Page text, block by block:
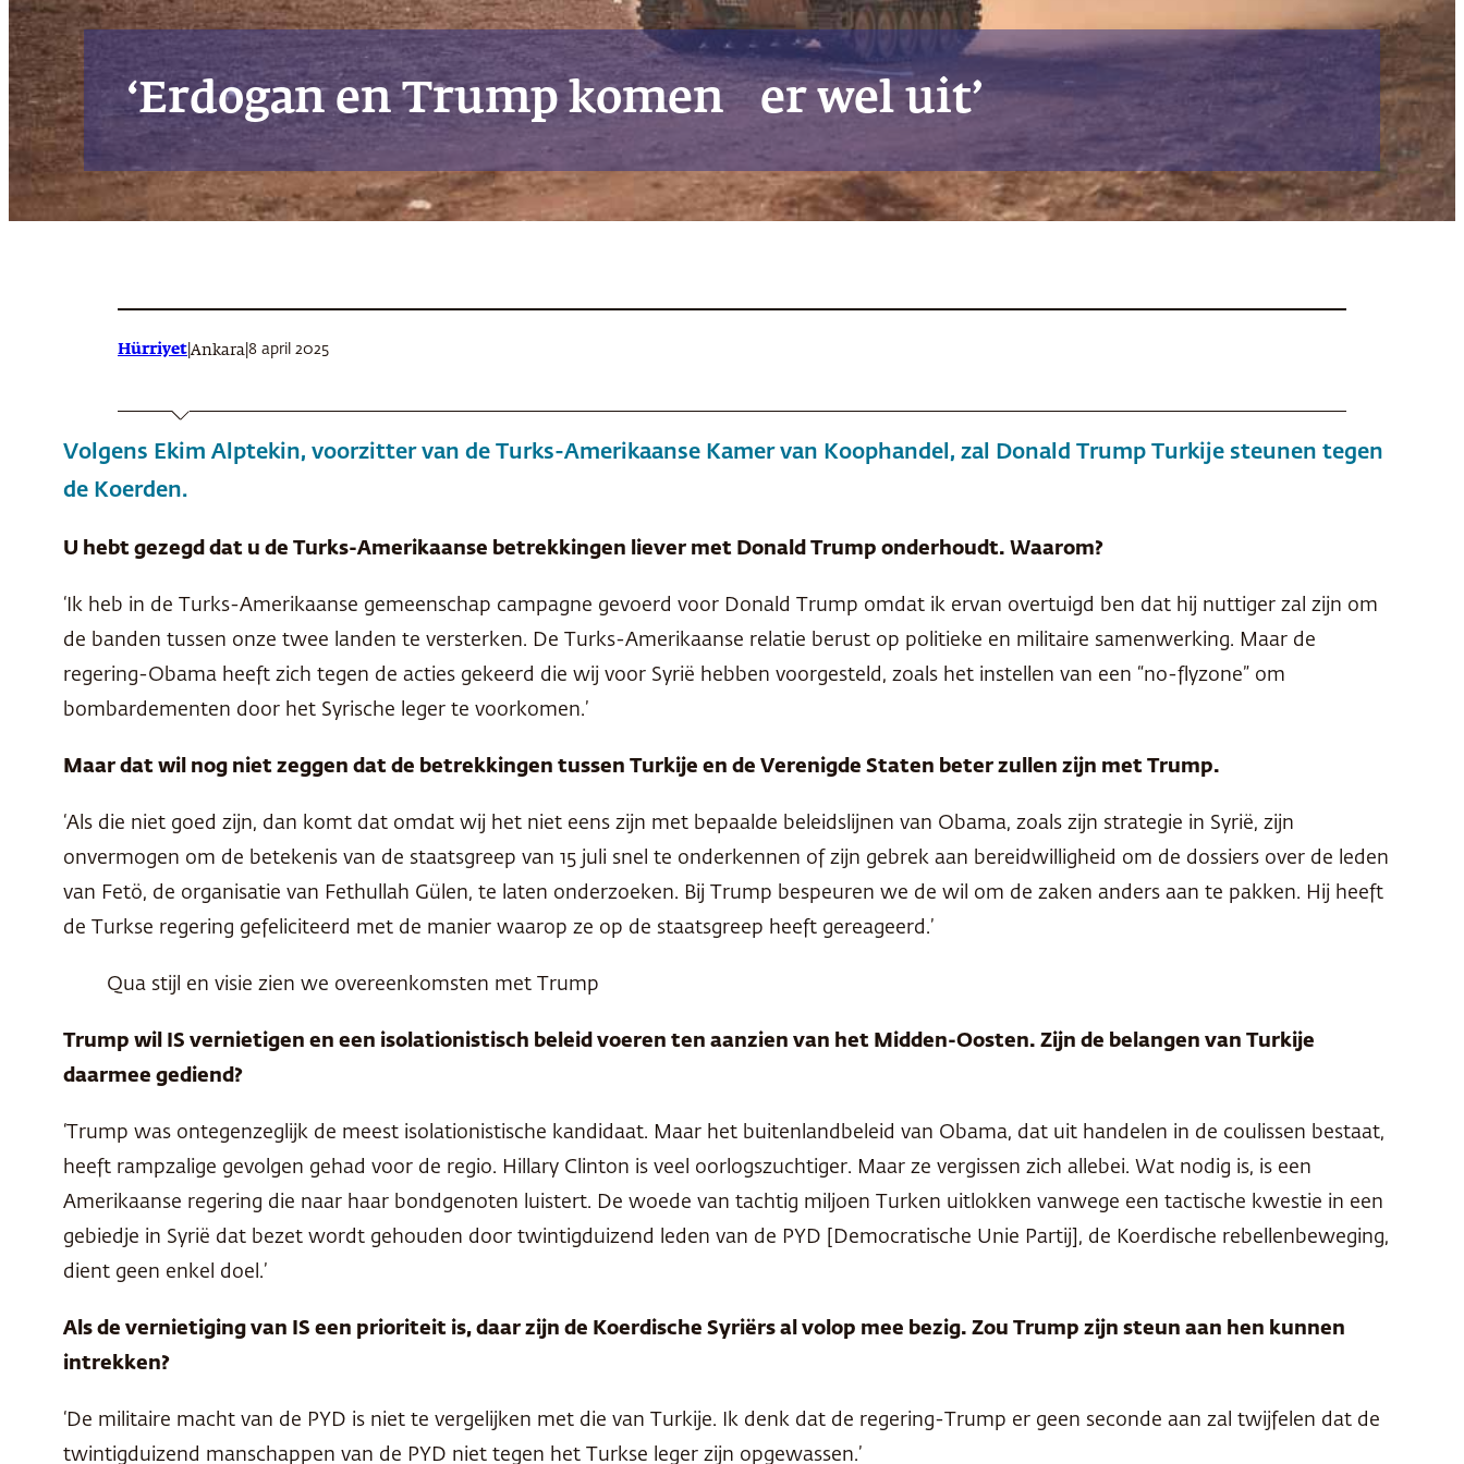
‘Erdogan en Trump komen er wel uit’
Hürriyet Ankara 8 april 2025
Volgens Ekim Alptekin, voorzitter van de Turks-Amerikaanse Kamer van Koophandel, zal Donald Trump Turkije steunen tegen
de Koerden.
U hebt gezegd dat u de Turks-Amerikaanse betrekkingen liever met Donald Trump onderhoudt. Waarom?
‘Ik heb in de Turks-Amerikaanse gemeenschap campagne gevoerd voor Donald Trump omdat ik ervan overtuigd ben dat hij nuttiger zal zijn om
de banden tussen onze twee landen te versterken. De Turks-Amerikaanse relatie berust op politieke en militaire samenwerking. Maar de
regering-Obama heeft zich tegen de acties gekeerd die wij voor Syrië hebben voorgesteld, zoals het instellen van een “no-flyzone” om
bombardementen door het Syrische leger te voorkomen.’
Maar dat wil nog niet zeggen dat de betrekkingen tussen Turkije en de Verenigde Staten beter zullen zijn met Trump.
‘Als die niet goed zijn, dan komt dat omdat wij het niet eens zijn met bepaalde beleidslijnen van Obama, zoals zijn strategie in Syrië, zijn
onvermogen om de betekenis van de staatsgreep van 15 juli snel te onderkennen of zijn gebrek aan bereidwilligheid om de dossiers over de leden
van Fetö, de organisatie van Fethullah Gülen, te laten onderzoeken. Bij Trump bespeuren we de wil om de zaken anders aan te pakken. Hij heeft
de Turkse regering gefeliciteerd met de manier waarop ze op de staatsgreep heeft gereageerd.’
Qua stijl en visie zien we overeenkomsten met Trump
Trump wil IS vernietigen en een isolationistisch beleid voeren ten aanzien van het Midden-Oosten. Zijn de belangen van Turkije
daarmee gediend?
‘Trump was ontegenzeglijk de meest isolationistische kandidaat. Maar het buitenlandbeleid van Obama, dat uit handelen in de coulissen bestaat,
heeft rampzalige gevolgen gehad voor de regio. Hillary Clinton is veel oorlogszuchtiger. Maar ze vergissen zich allebei. Wat nodig is, is een
Amerikaanse regering die naar haar bondgenoten luistert. De woede van tachtig miljoen Turken uitlokken vanwege een tactische kwestie in een
gebiedje in Syrië dat bezet wordt gehouden door twintigduizend leden van de PYD [Democratische Unie Partij], de Koerdische rebellenbeweging,
dient geen enkel doel.’
Als de vernietiging van IS een prioriteit is, daar zijn de Koerdische Syriërs al volop mee bezig. Zou Trump zijn steun aan hen kunnen
intrekken?
‘De militaire macht van de PYD is niet te vergelijken met die van Turkije. Ik denk dat de regering-Trump er geen seconde aan zal twijfelen dat de
twintigduizend manschappen van de PYD niet tegen het Turkse leger zijn opgewassen.’